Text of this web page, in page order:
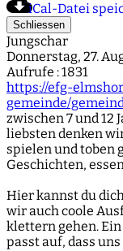
iCal-Datei
Schliessen
Jungschar
Donnerstag, 27.
Aufrufe : 1831
https://efg-
gemeinde/
zwischen 7 und 12
liebsten denken
spielen und toben
Geschichten,
Hier kannst du
wir auch coole
klettern gehen.
passt auf, dass